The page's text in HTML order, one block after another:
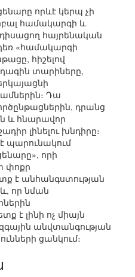
որևէ կերպ չի
համակարգի և
հայրենական
«համակարգի
հիշելով
տարիները,
Դա
դրանց
և հնարավոր
լինելու խնդիրը։
պարունակում
որի
փոքր
է անհանգստության
որ նման
է լինի ոչ միայն
անվտանգության
ցանկում։